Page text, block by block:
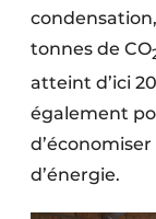
tonnes de CO
atteint d’ici
également
d’énergie.